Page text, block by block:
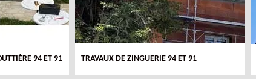
94 ET 91 TRAVAUX DE ZINGUERIE 94 ET 91